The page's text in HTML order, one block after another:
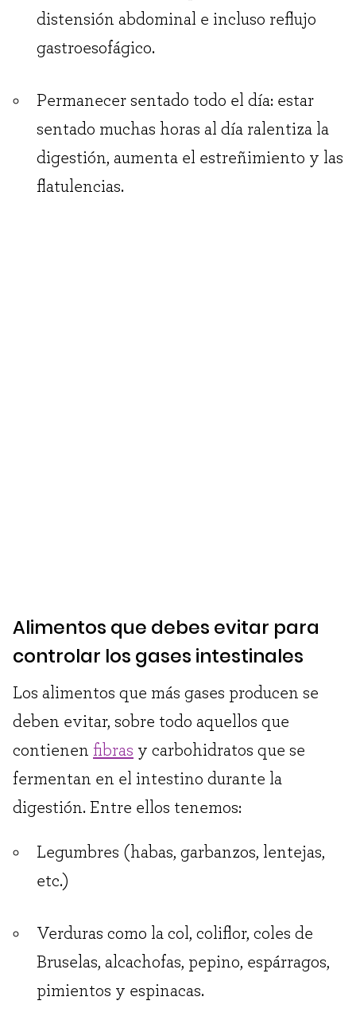
distensión abdominal e incluso reflujo
gastroesofágico.
Permanecer sentado todo el día: estar
sentado muchas horas al día ralentiza la
digestión, aumenta el estreñimiento y las
flatulencias.
Alimentos que debes evitar para
controlar los gases intestinales
Los alimentos que más gases producen se
deben evitar, sobre todo aquellos que
contienen fibras y carbohidratos que se
fermentan en el intestino durante la
digestión. Entre ellos tenemos:
Legumbres (habas, garbanzos, lentejas,
etc.)
Verduras como la col, coliflor, coles de
Bruselas, alcachofas, pepino, espárragos,
pimientos y espinacas.